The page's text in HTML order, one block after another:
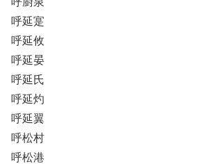
呼延寔
呼延攸
呼延晏
呼延氏
呼延灼
呼延翼
呼松村
呼松港